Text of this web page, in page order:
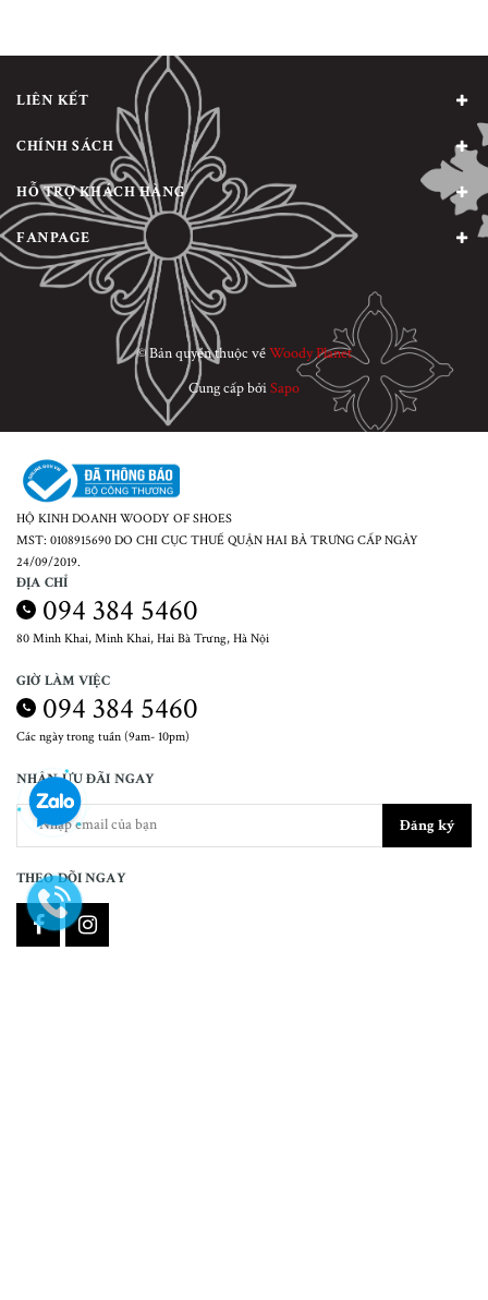
LIÊN KẾT
CHÍNH SÁCH
HỖ TRỢ KHÁCH HÀNG
FANPAGE
© Bản quyền thuộc vềWoody Planet
Cung cấp bởiSapo
HỘ KINH DOANH WOODY OF SHOES
MST: 0108915690 DO CHI CỤC THUẾ QUẬN HAI BÀ TRƯNG CẤP NGÀY
24/09/2019.
ĐỊA CHỈ
094 384 5460
80 Minh Khai, Minh Khai, Hai Bà Trưng, Hà Nội
GIỜ LÀM VIỆC
094 384 5460
Các ngày trong tuần (9am- 10pm)
NHẬN ƯU ĐÃI NGAY
Đăng ký
THEO DÕI NGAY